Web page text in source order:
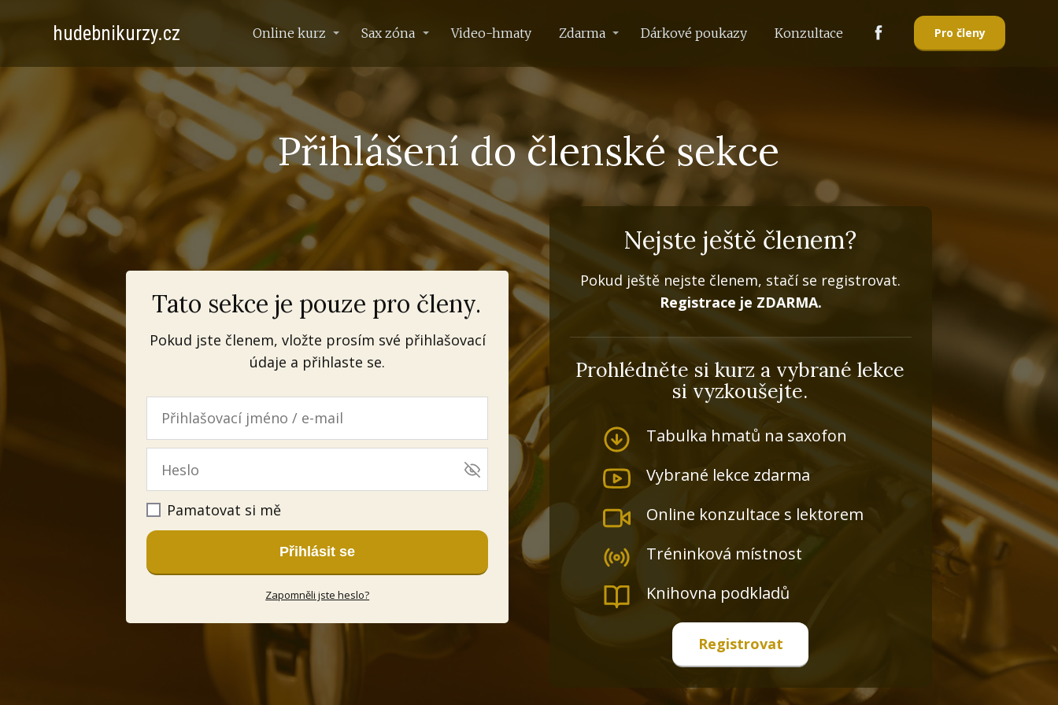
hudebnikurzy.cz Online kurz Sax zóna Video-hmaty Zdarma Dárkové poukazy Konzultace Pro členy
Přihlášení do členské sekce
Tato sekce je pouze pro členy.
Pokud jste členem, vložte prosím své přihlašovací
údaje a přihlaste se.
Pamatovat si mě
Přihlásit se
Zapomněli jste heslo?
Nejste ještě členem?
Pokud ještě nejste členem, stačí se registrovat.
Registrace je ZDARMA.
Prohlédněte si kurz a vybrané lekce
si vyzkoušejte.
Tabulka hmatů na saxofon
Vybrané lekce zdarma
Online konzultace s lektorem
Tréninková místnost
Knihovna podkladů
Registrovat